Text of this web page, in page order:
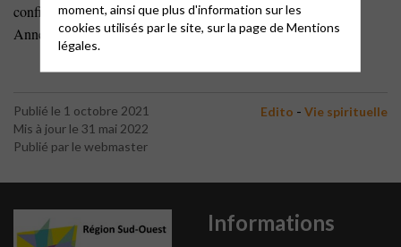
confier notre prière, même celle qui paraît impossible.
Anne-Marie Feillens
Publié le 1 octobre 2021
Mis à jour le 31 mai 2022
Publié par le webmaster
Edito - Vie spirituelle
Informations
moment, ainsi que plus d'information sur les
cookies utilisés par le site, sur la page deMentions
légales.